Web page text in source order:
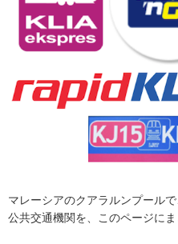
マレーシアのクアラルンプール
公共交通機関を、このページにま